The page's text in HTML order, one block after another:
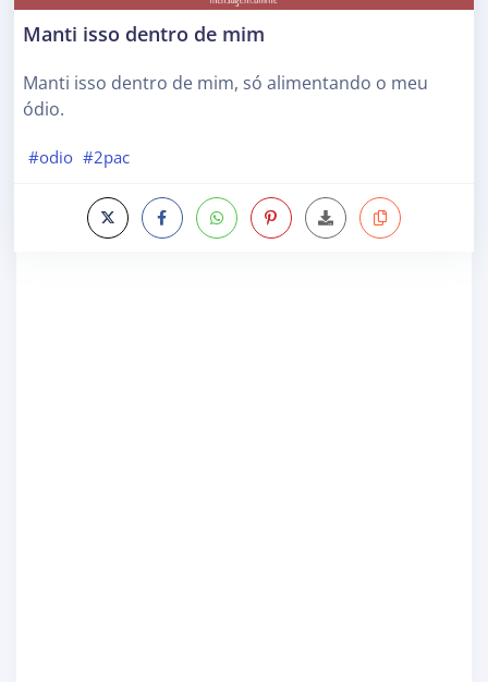
Manti isso dentro de mim
Manti isso dentro de mim, só alimentando o meu
ódio.
#odio #2pac